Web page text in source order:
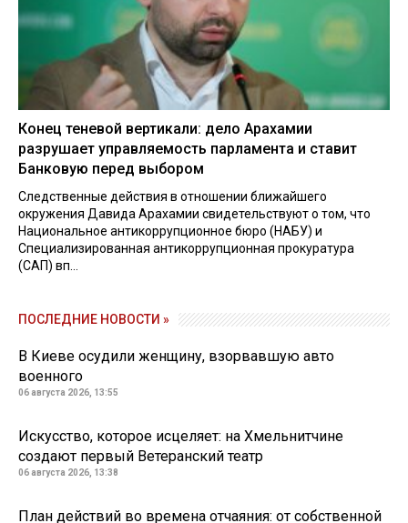
Конец теневой вертикали: дело Арахамии
разрушает управляемость парламента и ставит
Банковую перед выбором
Следственные действия в отношении ближайшего
окружения Давида Арахамии свидетельствуют о том, что
Национальное антикоррупционное бюро (НАБУ) и
Специализированная антикоррупционная прокуратура
(САП) вп...
ПОСЛЕДНИЕ НОВОСТИ »
В Киеве осудили женщину, взорвавшую авто
военного
06 августа 2026, 13:55
Искусство, которое исцеляет: на Хмельнитчине
создают первый Ветеранский театр
06 августа 2026, 13:38
План действий во времена отчаяния: от собственной